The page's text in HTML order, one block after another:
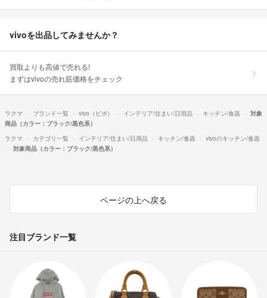
vivoを出品してみませんか？
買取よりも高値で売れる!
まずはvivoの売れ筋価格をチェック
ラクマ ブランド一覧 vivo（ビボ） インテリア/住まい/日用品 キッチン/食器
対象
商品（カラー：ブラック/黒色系）
ラクマ
カテゴリ一覧 インテリア/住まい/日用品 キッチン/食器
vivoのキッチン/食器
対象商品（カラー：ブラック/黒色系）
ページの上へ戻る
注目ブランド一覧